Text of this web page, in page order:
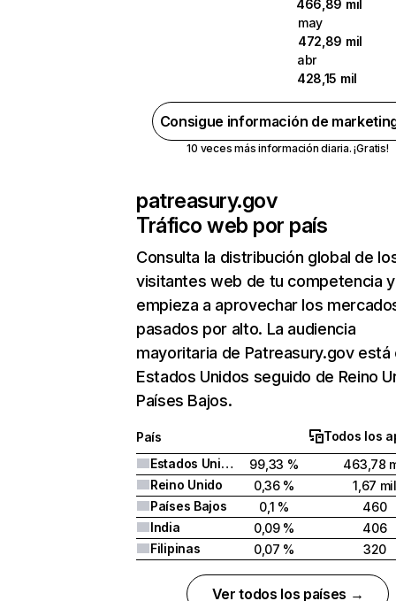
466,89 mil
may
472,89 mil
abr
428,15 mil
Consigue información de
10 veces más información diaria. ¡Gratis!
patreasury.gov
Tráfico web por país
Consulta la distribución global de
visitantes web de tu competencia y
empieza a aprovechar los
pasados por alto. La audiencia
mayoritaria de Patreasury.gov está
Estados Unidos seguido de Reino
Países Bajos.
País
Todos los
Estados Unidos
99,33 %
463,78
Reino Unido
0,36 %
1,67 mil
Países Bajos
0,1 %
460
India
0,09 %
406
Filipinas
0,07 % 320
Ver todos los países →